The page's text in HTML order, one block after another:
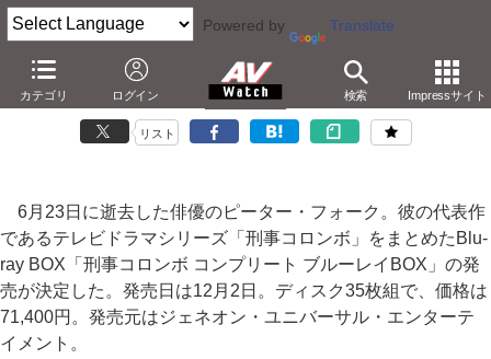
Powered by Translate
カテゴリ ログイン 検索 Impressサイト
「刑事コロンボ」全69話収録のBD-BOXが12月発売
－35枚組で約7万円。故ピーター・フォークの代表作
リスト
6月23日に逝去した俳優のピーター・フォーク。彼の代表作
であるテレビドラマシリーズ「刑事コロンボ」をまとめたBlu-
ray BOX「刑事コロンボ コンプリート ブルーレイBOX」の発
売が決定した。発売日は12月2日。ディスク35枚組で、価格は
71,400円。発売元はジェネオン・ユニバーサル・エンターテ
イメント。